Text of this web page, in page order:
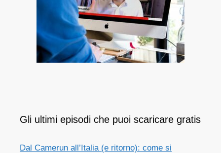
Gli ultimi episodi che puoi scaricare gratis
Dal Camerun all’Italia (e ritorno): come si